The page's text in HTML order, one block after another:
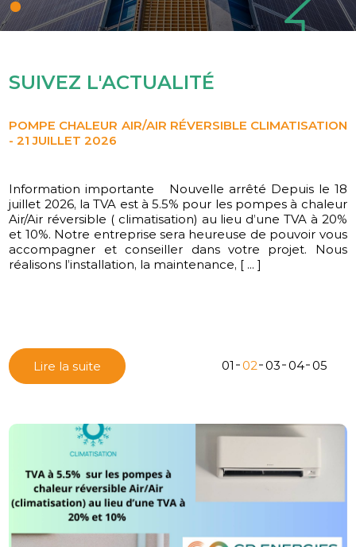
SUIVEZ L'ACTUALITÉ
POMPE CHALEUR AIR/AIR RÉVERSIBLE CLIMATISATION
- 21 JUILLET 2026
Information importante Nouvelle arrêté Depuis le 18
juillet 2026, la TVA est à 5.5% pour les pompes à chaleur
Air/Air réversible ( climatisation) au lieu d’une TVA à 20%
et 10%. Notre entreprise sera heureuse de pouvoir vous
accompagner et conseiller dans votre projet. Nous
réalisons l’installation, la maintenance, [ ... ]
Lire la suite
L'équipe CD ENERGIES vous souhaite une belle année
2026
01 02 03 04 05